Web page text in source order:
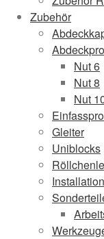
Zubehör
Nut 6
Nut 8
Nut
Gleiter
Uniblocks